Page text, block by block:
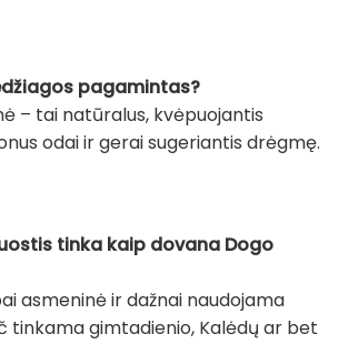
pagamintas?
– tai natūralus, kvėpuojantis
odai ir gerai sugeriantis drėgmę.
tinka kaip dovana Dogo
asmeninė ir dažnai naudojama
tinkama gimtadienio, Kalėdų ar bet